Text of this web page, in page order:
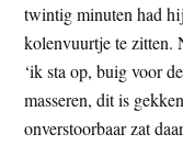
twintig minuten had
kolenvuurtje te zitten.
‘ik sta op, buig voor
masseren, dit is
onverstoorbaar zat